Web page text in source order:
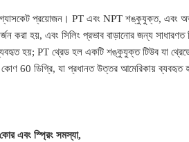
গ্যাসকেট প্রয়োজন। PT এবং NPT শঙ্কুযুক্ত, এবং
হয়, এবং সিলিং প্রভাব বাড়ানোর জন্য সাধারণত
হয়; PT থ্রেড হল একটি শঙ্কুযুক্ত টিউব যা
60 ডিগ্রি, যা প্রধানত উত্তর আমেরিকায় ব্যবহৃত
এবং স্প্রিং সমস্যা,